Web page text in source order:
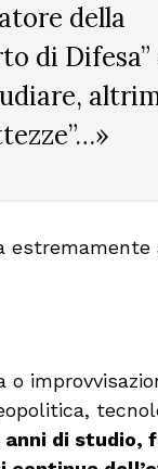
della
di Difesa”
estremamente
di studio,